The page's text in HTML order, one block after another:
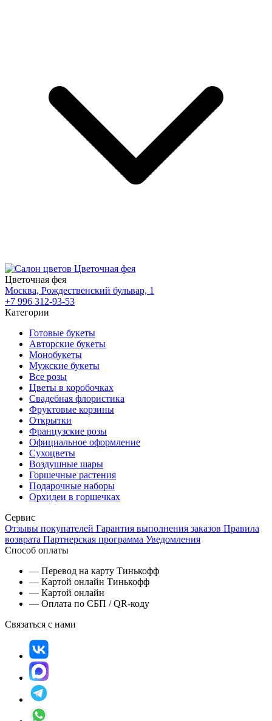
Цветочная фея
Москва, Рождественский бульвар, 1
+7 996 312-93-53
Категории
Готовые букеты
Авторские букеты
Монобукеты
Мужские букеты
Все розы
Цветы в коробочках
Свадебная флористика
Фруктовые корзины
Открытки
Французские розы
Официальное оформление
Сухоцветы
Воздушные шары
Горшечные растения
Подарочные наборы
Орхидеи в горшечках
Сервис
Отзывы покупателей Гарантия выполнения заказов Правила
возврата Партнерская программа Уведомления
Способ оплаты
— Перевод на карту Тинькофф
— Картой онлайн Тинькофф
— Картой онлайн
— Оплата по СБП / QR-коду
Связаться с нами